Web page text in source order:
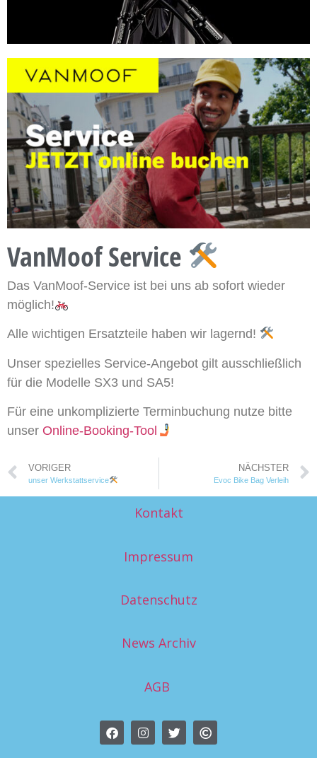
VanMoof Service
Das VanMoof-Service ist bei uns ab sofort wieder
möglich!
Alle wichtigen Ersatzteile haben wir lagernd!
Unser spezielles Service-Angebot gilt ausschließlich
für die Modelle SX3 und SA5!
Für eine unkomplizierte Terminbuchung nutze bitte
unser Online-Booking-Tool
VORIGER
unser Werkstattservice
NÄCHSTER
Evoc Bike Bag Verleih
Kontakt
Impressum
Datenschutz
News Archiv
AGB